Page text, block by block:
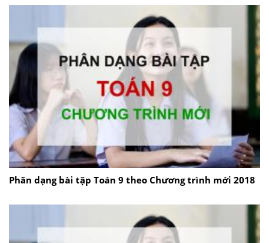
Phân dạng bài tập Toán 9 theo Chương trình mới 2018